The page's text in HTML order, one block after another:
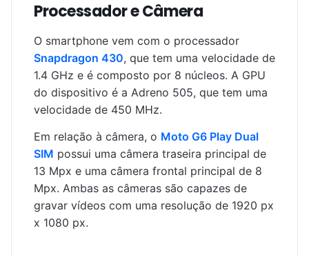
Processador e Câmera
O smartphone vem com o processador
Snapdragon 430, que tem uma velocidade de
1.4 GHz e é composto por 8 núcleos. A GPU
do dispositivo é a Adreno 505, que tem uma
velocidade de 450 MHz.
Em relação à câmera, o Moto G6 Play Dual
SIM possui uma câmera traseira principal de
13 Mpx e uma câmera frontal principal de 8
Mpx. Ambas as câmeras são capazes de
gravar vídeos com uma resolução de 1920 px
x 1080 px.